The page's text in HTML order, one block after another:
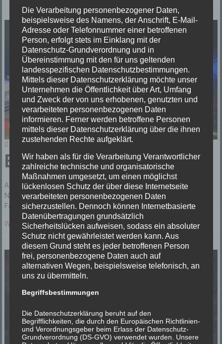
Einsätze
01/04/2026
B2 Brandmeldeanlage
Ausgelöste Brandmeldeanlage der Schule in Winden im Elztal –
Niederwinden. Nach Erkundung des Gebäudes durch die Freiwillige
Feuerwehr Winden im Elztal, konnte keine Ursache
Weiterlesen
Die Verarbeitung personenbezogener Daten,
beispielsweise des Namens, der Anschrift, E-Mail-
Adresse oder Telefonnummer einer betroffenen
Person, erfolgt stets im Einklang mit der
Datenschutz-Grundverordnung und in
Übereinstimmung mit den für uns geltenden
landesspezifischen Datenschutzbestimmungen.
Mittels dieser Datenschutzerklärung möchte unser
Unternehmen die Öffentlichkeit über Art, Umfang
und Zweck der von uns erhobenen, genutzten und
verarbeiteten personenbezogenen Daten
informieren. Ferner werden betroffene Personen
mittels dieser Datenschutzerklärung über die ihnen
zustehenden Rechte aufgeklärt.
Wir haben als für die Verarbeitung Verantwortlicher
zahlreiche technische und organisatorische
Maßnahmen umgesetzt, um einen möglichst
lückenlosen Schutz der über diese Internetseite
verarbeiteten personenbezogenen Daten
sicherzustellen. Dennoch können Internetbasierte
Datenübertragungen grundsätzlich
Sicherheitslücken aufweisen, sodass ein absoluter
Schutz nicht gewährleistet werden kann. Aus
diesem Grund steht es jeder betroffenen Person
frei, personenbezogene Daten auch auf
alternativen Wegen, beispielsweise telefonisch, an
uns zu übermitteln.
Begriffsbestimmungen
Die Datenschutzerklärung beruht auf den
Begrifflichkeiten, die durch den Europäischen Richtlinien-
und Verordnungsgeber beim Erlass der Datenschutz-
Grundverordnung (DS-GVO) verwendet wurden. Unsere